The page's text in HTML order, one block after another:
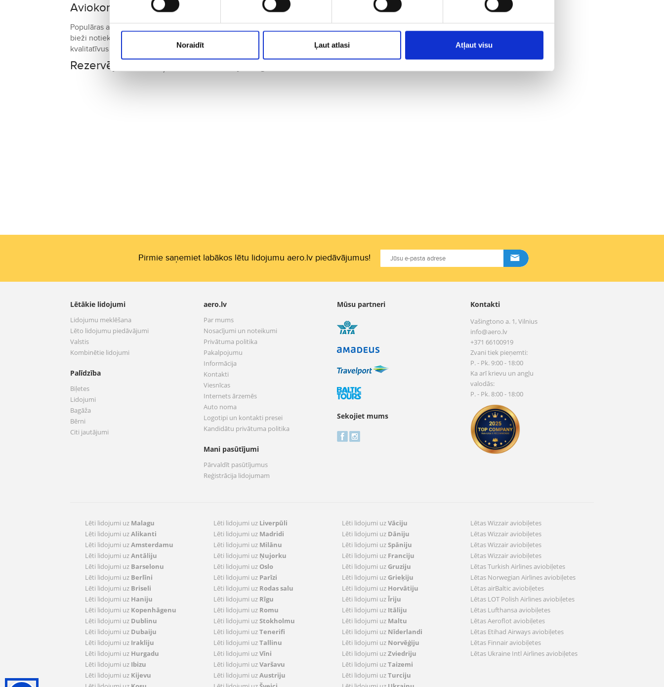
Noraidīt Ļaut atlasi Atļaut visu
Aviokompānijas un savienojumi
Populāras aviokompānijas, kas piedāvā lidojumus uz Zambiju, ir Lufthansa, Emirates un Qatar Airways. Pārsēšanās
bieži notiek tādās pilsētās kā Frankfurte, Dubaija vai Doha. Šīs aviokompānijas piedāvā ērtus savienojumus un
kvalitatīvus pakalpojumus.
Rezervējiet aviobiļetes uz Zambiju tagad!
Pirmie saņemiet labākos lētu lidojumu aero.lv piedāvājumus!
Lētākie lidojumi
Lidojumu meklēšana
Lēto lidojumu piedāvājumi
Valstis
Kombinētie lidojumi
Palīdzība
Biļetes
Lidojumi
Bagāža
Bērni
Citi jautājumi
aero.lv
Par mums
Nosacījumi un noteikumi
Privātuma politika
Pakalpojumu
Informācija
Kontakti
Viesnīcas
Internets ārzemēs
Auto noma
Logotipi un kontakti presei
Kandidātu privātuma politika
Mani pasūtījumi
Pārvaldīt pasūtījumus
Reģistrācija lidojumam
Mūsu partneri
Sekojiet mums
Kontakti
Vašingtono a. 1, Vilnius
info@aero.lv
+371 66100919
Zvani tiek pieņemti:
P. - Pk. 9:00 - 18:00
Ka arī krievu un angļu
valodās:
P. - Pk. 8:00 - 18:00
Lēti lidojumi uz Malagu
Lēti lidojumi uzAlikanti
Lēti lidojumi uzAmsterdamu
Lēti lidojumi uzAntāliju
Lēti lidojumi uz Barselonu
Lēti lidojumi uz Berlīni
Lēti lidojumi uz Briseli
Lēti lidojumi uz Haniju
Lēti lidojumi uz Kopenhāgenu
Lēti lidojumi uz Dublinu
Lēti lidojumi uz Dubaiju
Lēti lidojumi uz Irakliju
Lēti lidojumi uz Hurgadu
Lēti lidojumi uz Ibizu
Lēti lidojumi uz Kijevu
Lēti lidojumi uz Liverpūli
Lēti lidojumi uz Madridi
Lēti lidojumi uz Milānu
Lēti lidojumi uz Ņujorku
Lēti lidojumi uz Oslo
Lēti lidojumi uz Parīzi
Lēti lidojumi uz Rodas salu
Lēti lidojumi uz Rīgu
Lēti lidojumi uz Romu
Lēti lidojumi uzStokholmu
Lēti lidojumi uzTenerifi
Lēti lidojumi uzTallinu
Lēti lidojumi uzVīni
Lēti lidojumi uzVaršavu
Lēti lidojumi uzAustriju
Lēti lidojumi uzVāciju
Lēti lidojumi uz Dāniju
Lēti lidojumi uzSpāniju
Lēti lidojumi uz Franciju
Lēti lidojumi uz Gruziju
Lēti lidojumi uz Grieķiju
Lēti lidojumi uz Horvātiju
Lēti lidojumi uzĪriju
Lēti lidojumi uz Itāliju
Lēti lidojumi uz Maltu
Lēti lidojumi uz Nīderlandi
Lēti lidojumi uz Norvēģiju
Lēti lidojumi uzZviedriju
Lēti lidojumi uzTaizemi
Lēti lidojumi uzTurciju
Lētas Wizzair aviobiļetes
Lētas Wizzair aviobiļetes
Lētas Wizzair aviobiļetes
Lētas Wizzair aviobiļetes
Lētas Turkish Airlines aviobiļetes
Lētas Norwegian Airlines aviobiļetes
Lētas airBaltic aviobiļetes
Lētas LOT Polish Airlines aviobiļetes
Lētas Lufthansa aviobiļetes
Lētas Aeroflot aviobiļetes
Lētas Etihad Airways aviobiļetes
Lētas Finnair aviobiļetes
Lētas Ukraine Intl Airlines aviobiļetes